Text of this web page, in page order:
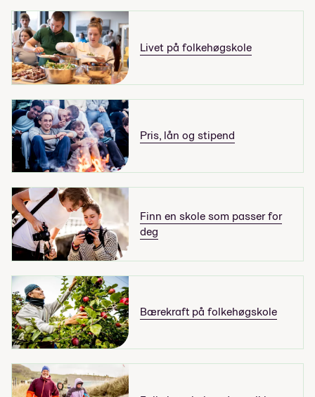
Livet på folkehøgskole
Pris, lån og stipend
Finn en skole som passer for
deg
Bærekraft på folkehøgskole